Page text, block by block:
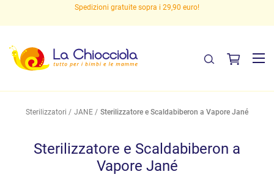
Spedizioni gratuite sopra i 29,90 euro!
Sterilizzatori JANE Sterilizzatore e Scaldabiberon a Vapore Jané
Sterilizzatore e Scaldabiberon a
Vapore Jané